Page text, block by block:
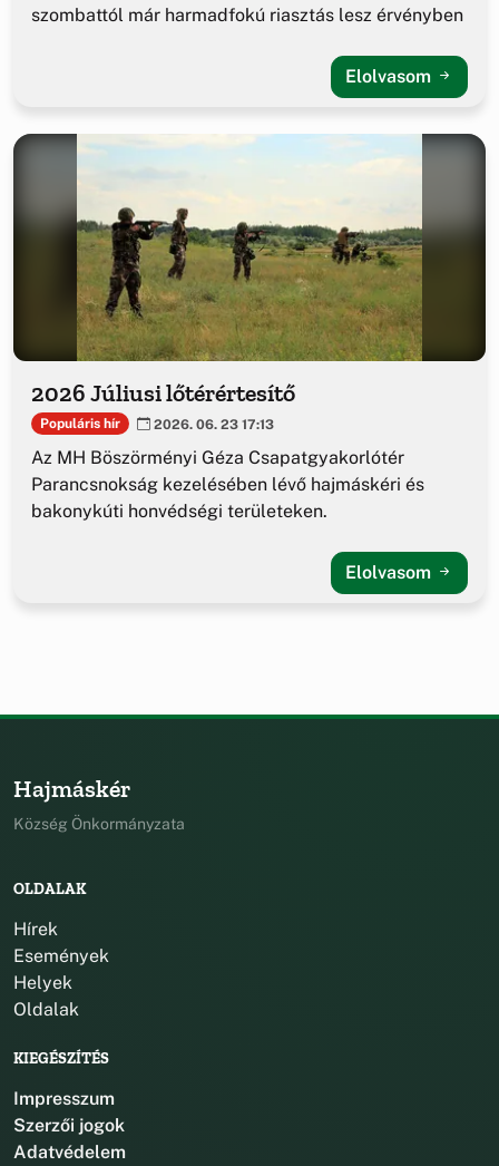
szombattól már harmadfokú riasztás lesz érvényben
Elolvasom
2026 Júliusi lőtérértesítő
Populáris hír 2026. 06. 23 17:13
Az MH Böszörményi Géza Csapatgyakorlótér
Parancsnokság kezelésében lévő hajmáskéri és
bakonykúti honvédségi területeken.
Elolvasom
Hajmáskér
Község Önkormányzata
OLDALAK
Hírek
Események
Helyek
Oldalak
KIEGÉSZÍTÉS
Impresszum
Szerzői jogok
Adatvédelem